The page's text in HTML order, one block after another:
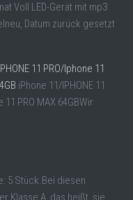
Voll LED-Gerät mit mp3
Datum zurück gesetzt
11 PRO/Iphone 11
iPhone 11/IPHONE 11
11 PRO MAX 64GBWir
5 Stück.Bei diesen